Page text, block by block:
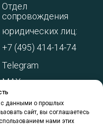
данными о прошлых
сайт, вы соглашаетесь
нами этих
Отдел
сопровождения
юридических лиц:
+7 (495) 414-14-74
Telegram
MAX